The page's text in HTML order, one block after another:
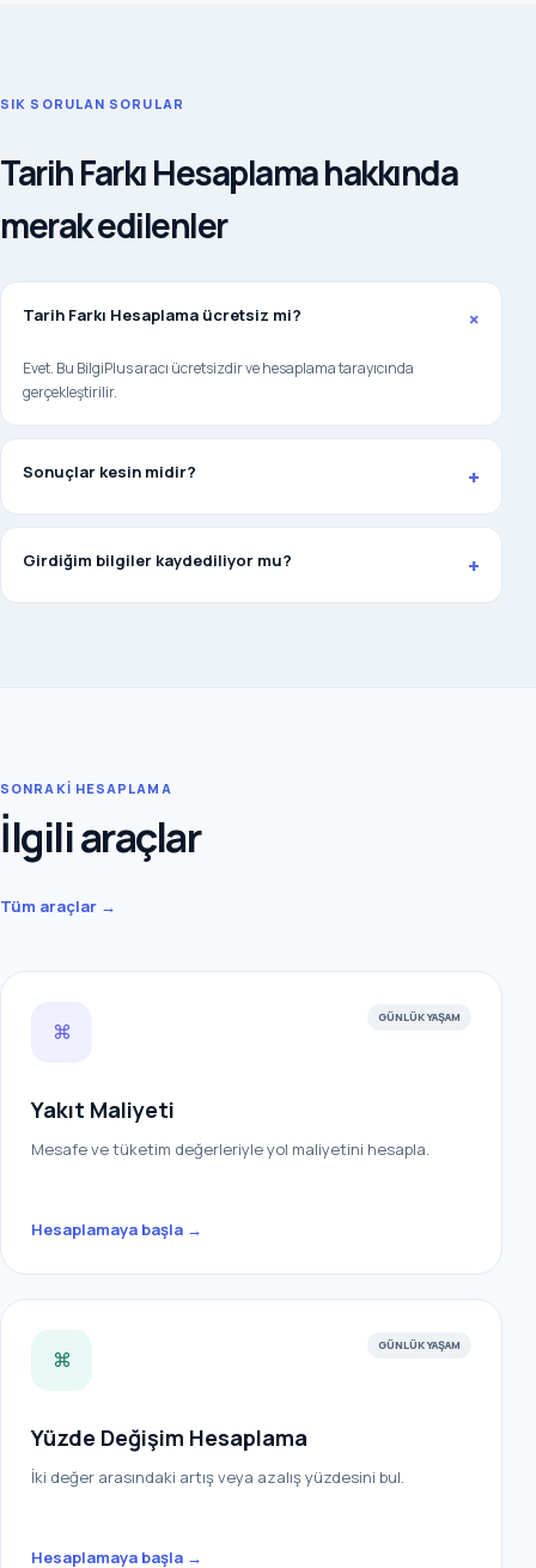
SIK SORULAN SORULAR
Tarih Farkı Hesaplama hakkında
merak edilenler
Tarih Farkı Hesaplama ücretsiz mi? +
Evet. Bu BilgiPlus aracı ücretsizdir ve hesaplama tarayıcında
gerçekleştirilir.
Sonuçlar kesin midir? +
Girdiğim bilgiler kaydediliyor mu? +
SONRAKİ HESAPLAMA
İlgili araçlar
Tüm araçlar →
⌘
GÜNLÜK YAŞAM
Yakıt Maliyeti
Mesafe ve tüketim değerleriyle yol maliyetini hesapla.
Hesaplamaya başla →
⌘
GÜNLÜK YAŞAM
Yüzde Değişim Hesaplama
İki değer arasındaki artış veya azalış yüzdesini bul.
Hesaplamaya başla →